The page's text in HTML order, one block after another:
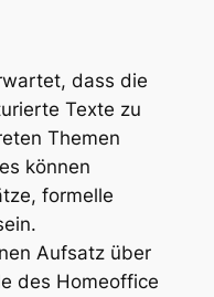
dass die
Texte zu
Themen
können
formelle
Aufsatz über
des Homeoffice